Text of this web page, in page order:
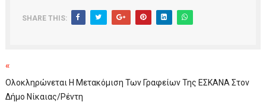
SHARE THIS:
«
Ολοκληρώνεται Η Μετακόμιση Των Γραφείων Της ΕΣΚΑΝΑ Στον
Δήμο Νίκαιας/Ρέντη